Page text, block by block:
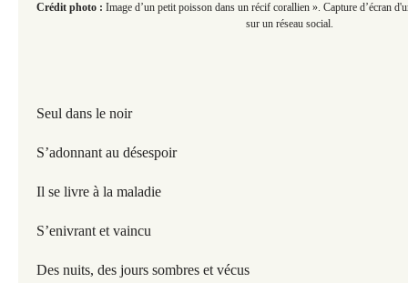
Crédit photo : Image d’un petit poisson dans un récif corallien ». Capture d’écran
sur un réseau social.
Seul dans le noir
S’adonnant au désespoir
Il se livre à la maladie
S’enivrant et vaincu
Des nuits, des jours sombres et vécus